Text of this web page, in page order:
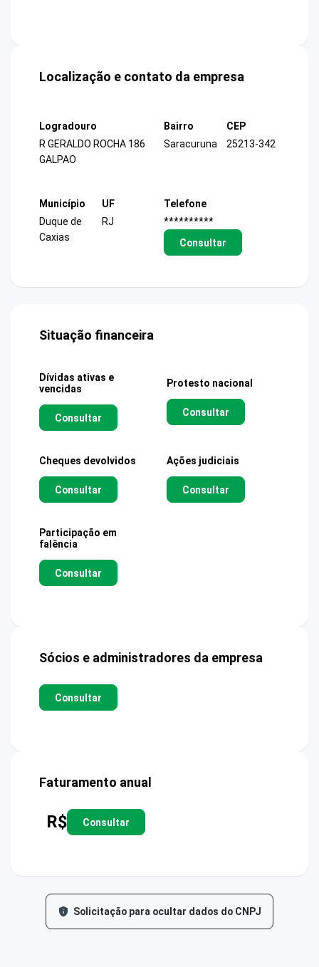
Localização e contato da empresa
Logradouro
R GERALDO ROCHA 186
GALPAO
Bairro
Saracuruna
CEP
25213-342
Município
Duque de
Caxias
UF
RJ
Telefone
**********
Consultar
Situação financeira
Dívidas ativas e
vencidas
Consultar
Protesto nacional
Consultar
Cheques devolvidos
Consultar
Ações judiciais
Consultar
Participação em
falência
Consultar
Sócios e administradores da empresa
Consultar
Faturamento anual
R$ Consultar
Solicitação para ocultar dados do CNPJ